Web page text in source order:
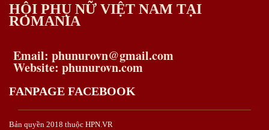
HỘI PHỤ NỮ VIỆT NAM TẠI
ROMANIA
Email: phunurovn@gmail.com
Website: phunurovn.com
FANPAGE FACEBOOK
Bản quyền 2018 thuộc HPN.VR